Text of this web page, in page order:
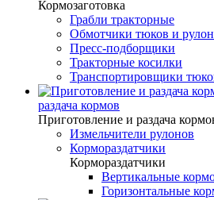
Кормозаготовка
Грабли тракторные
Обмотчики тюков и
Пресс-подборщики
Тракторные косилки
Транспортировщики
раздача кормов
Приготовление и раздача
Измельчители рулонов
Кормораздатчики
Кормораздатчики
Вертикальные
Горизонтальные